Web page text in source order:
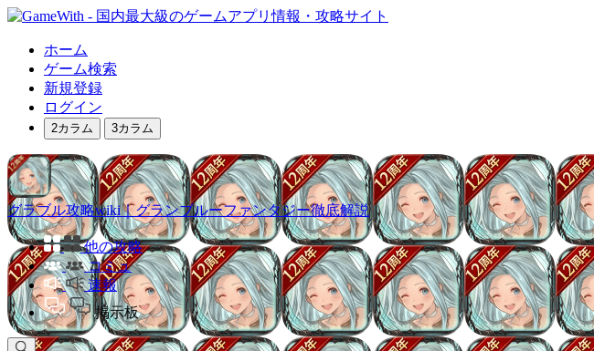
ホーム
ゲーム検索
新規登録
ログイン
2カラム 3カラム
グラブル攻略wiki｜グランブルーファンタジー徹底解説
他の攻略
コミュ
速報
掲示板